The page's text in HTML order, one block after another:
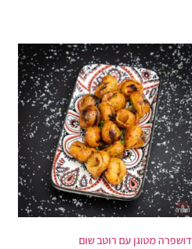
דושפרה מטוגן עם רוטב שום